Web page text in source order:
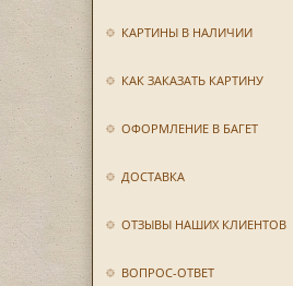
КАРТИНЫ В НАЛИЧИИ
КАК ЗАКАЗАТЬ КАРТИНУ
ОФОРМЛЕНИЕ В БАГЕТ
ДОСТАВКА
ОТЗЫВЫ НАШИХ КЛИЕНТОВ
ВОПРОС-ОТВЕТ